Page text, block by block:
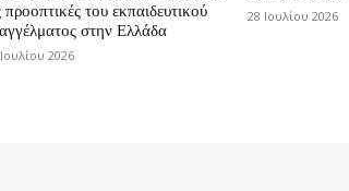
προοπτικές του εκπαιδευτικού
στην Ελλάδα
2026
28 Ιουλίου 2026